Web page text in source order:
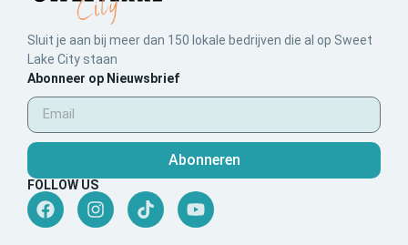
Sluit je aan bij meer dan 150 lokale bedrijven die al op Sweet
Lake City staan
Abonneer op Nieuwsbrief
Abonneren
FOLLOW US